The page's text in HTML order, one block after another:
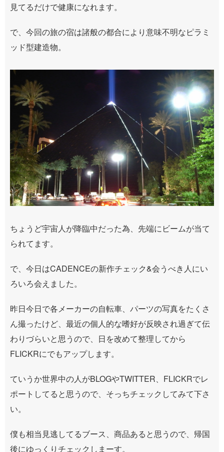
見てるだけで健康になれます。
で、今回の旅の宿は諸般の都合により意味不明なピラミ
ッド型建造物。
ちょうど宇宙人が降臨中だった為、先端にビームが当て
られてます。
で、今日はCADENCEの新作チェック&会うべき人にい
ろいろ会えました。
昨日今日で各メーカーの自転車、パーツの写真をたくさ
ん撮ったけど、最近の個人的な嗜好が反映され過ぎて伝
わりづらいと思うので、日を改めて整理してから
FLICKRにでもアップします。
ていうか世界中の人がBLOGやTWITTER、FLICKRでレ
ポートしてると思うので、そっちチェックしてみて下さ
い。
僕も相当見逃してるブース、商品あると思うので、帰国
後にゆっくりチェックしまーす。